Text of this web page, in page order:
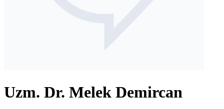
Uzm. Dr. Melek Demircan